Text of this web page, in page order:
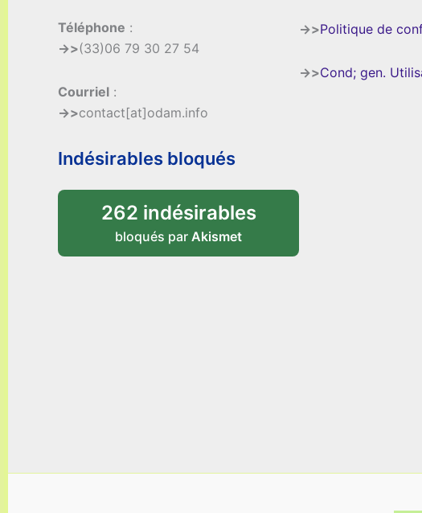
Téléphone :
->>(33)06 79 30 27 54
Courriel :
->>contact[at]odam.info
Indésirables bloqués
262 indésirables
bloqués par Akismet
->>Politique de
->>Cond; gen.